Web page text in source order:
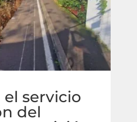
servicio
del